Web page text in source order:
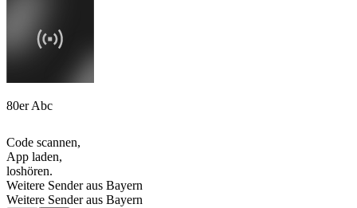
80er Abc
Code scannen,
App laden,
loshören.
Weitere Sender aus Bayern
Weitere Sender aus Bayern